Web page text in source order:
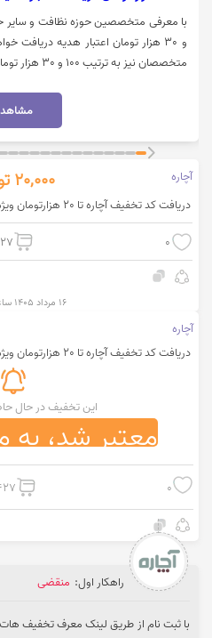
و 30 هزار تومان اعتبار هدیه
متخصصان نیز
آچاره 20,000
دریافت کد تخفیف آچاره تا 20 هزارتومان ویژه تمامی خدمات شامل قالیشویی و ...
0
۱۶ مرداد ۱۴۰۵ ساعت ۰۵:۳۰
آچاره
دریافت کد تخفیف آچاره تا 20 هزارتومان ویژه تمامی خدمات شامل قالیشویی و ...
این تخفیف در حال
معتبر شد، به
0
راهکار اول: منقضی